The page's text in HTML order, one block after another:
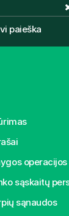
paieška
pritaikymas
operacijos
sąnaudos